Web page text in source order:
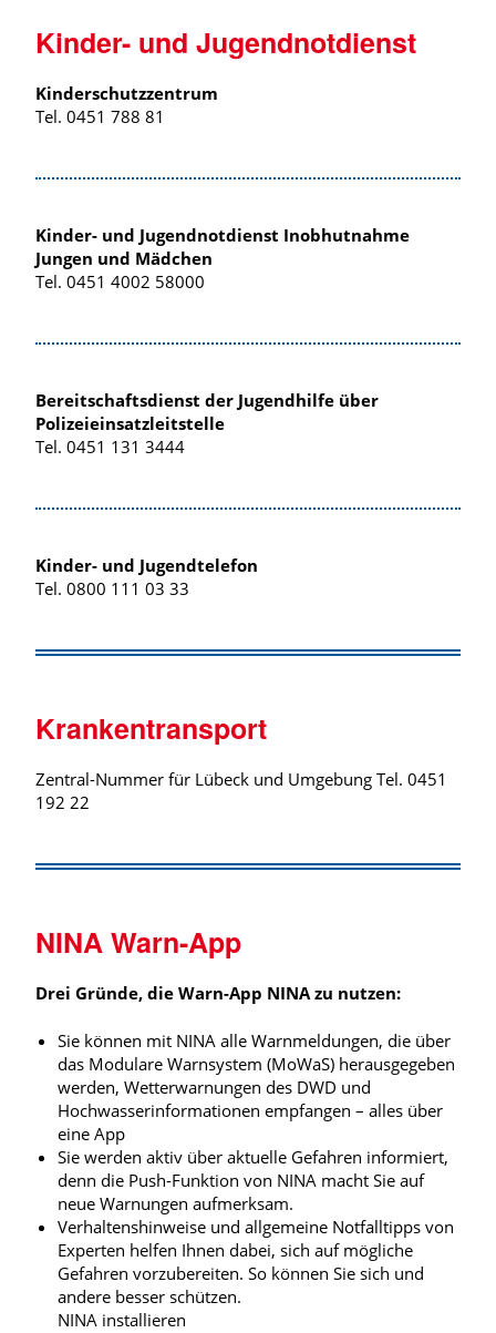
Kinder- und Jugendnotdienst
Kinderschutzzentrum
Tel. 0451 788 81
Kinder- und Jugendnotdienst Inobhutnahme
Jungen und Mädchen
Tel. 0451 4002 58000
Bereitschaftsdienst der Jugendhilfe über
Polizeieinsatzleitstelle
Tel. 0451 131 3444
Kinder- und Jugendtelefon
Tel. 0800 111 03 33
Krankentransport
Zentral-Nummer für Lübeck und Umgebung Tel. 0451
192 22
NINA Warn-App
Drei Gründe, die Warn-App NINA zu nutzen:
Sie können mit NINA alle Warnmeldungen, die über
das Modulare Warnsystem (MoWaS) herausgegeben
werden, Wetterwarnungen des DWD und
Hochwasserinformationen empfangen – alles über
eine App
Sie werden aktiv über aktuelle Gefahren informiert,
denn die Push-Funktion von NINA macht Sie auf
neue Warnungen aufmerksam.
Verhaltenshinweise und allgemeine Notfalltipps von
Experten helfen Ihnen dabei, sich auf mögliche
Gefahren vorzubereiten. So können Sie sich und
andere besser schützen.
NINA installieren